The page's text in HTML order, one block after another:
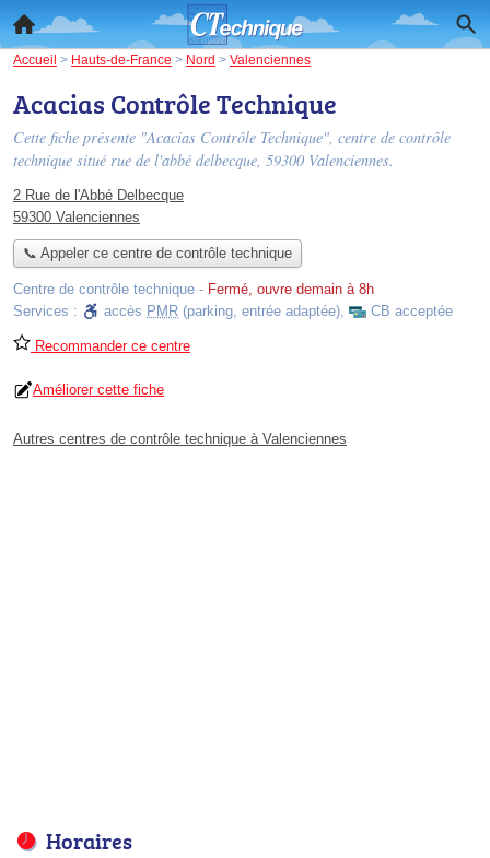
Accueil > Hauts-de-France > Nord > Valenciennes
Acacias Contrôle Technique
Cette fiche présente "Acacias Contrôle Technique", centre de contrôle
technique situé rue de l'abbé delbecque, 59300 Valenciennes.
2 Rue de l'Abbé Delbecque
59300 Valenciennes
📞 Appeler ce centre de contrôle technique
Centre de contrôle technique - Fermé, ouvre demain à 8h
Services :
accès PMR (parking, entrée adaptée), CB acceptée
Recommander ce centre
Améliorer cette fiche
Autres centres de contrôle technique à Valenciennes
Horaires